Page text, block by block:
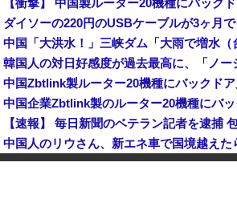
ダイソーの220円のUSBケーブルが3ヶ月
【速報】 毎日新聞のベテラン記者を逮捕